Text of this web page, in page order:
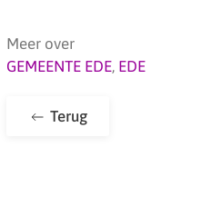
Meer over
GEMEENTE EDE, EDE
Terug